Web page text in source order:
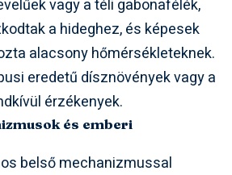
vagy a téli gabonafélék,
a hideghez, és képesek
alacsony hőmérsékleteknek.
eredetű dísznövények vagy a
érzékenyek.
és emberi
belső mechanizmussal